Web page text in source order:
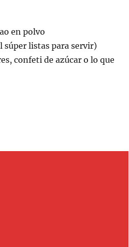
en polvo
súper listas para servir)
confeti de azúcar o lo que